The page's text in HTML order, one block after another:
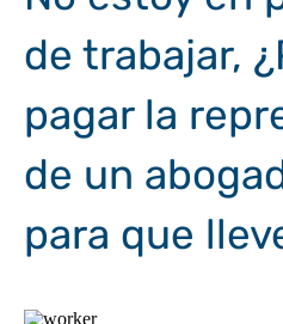
de trabajar,
pagar la
de un
para que